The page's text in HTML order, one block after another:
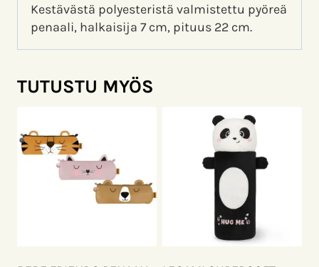
Kestävästä polyesteristä valmistettu pyöreä
penaali, halkaisija 7 cm, pituus 22 cm.
TUTUSTU MYÖS